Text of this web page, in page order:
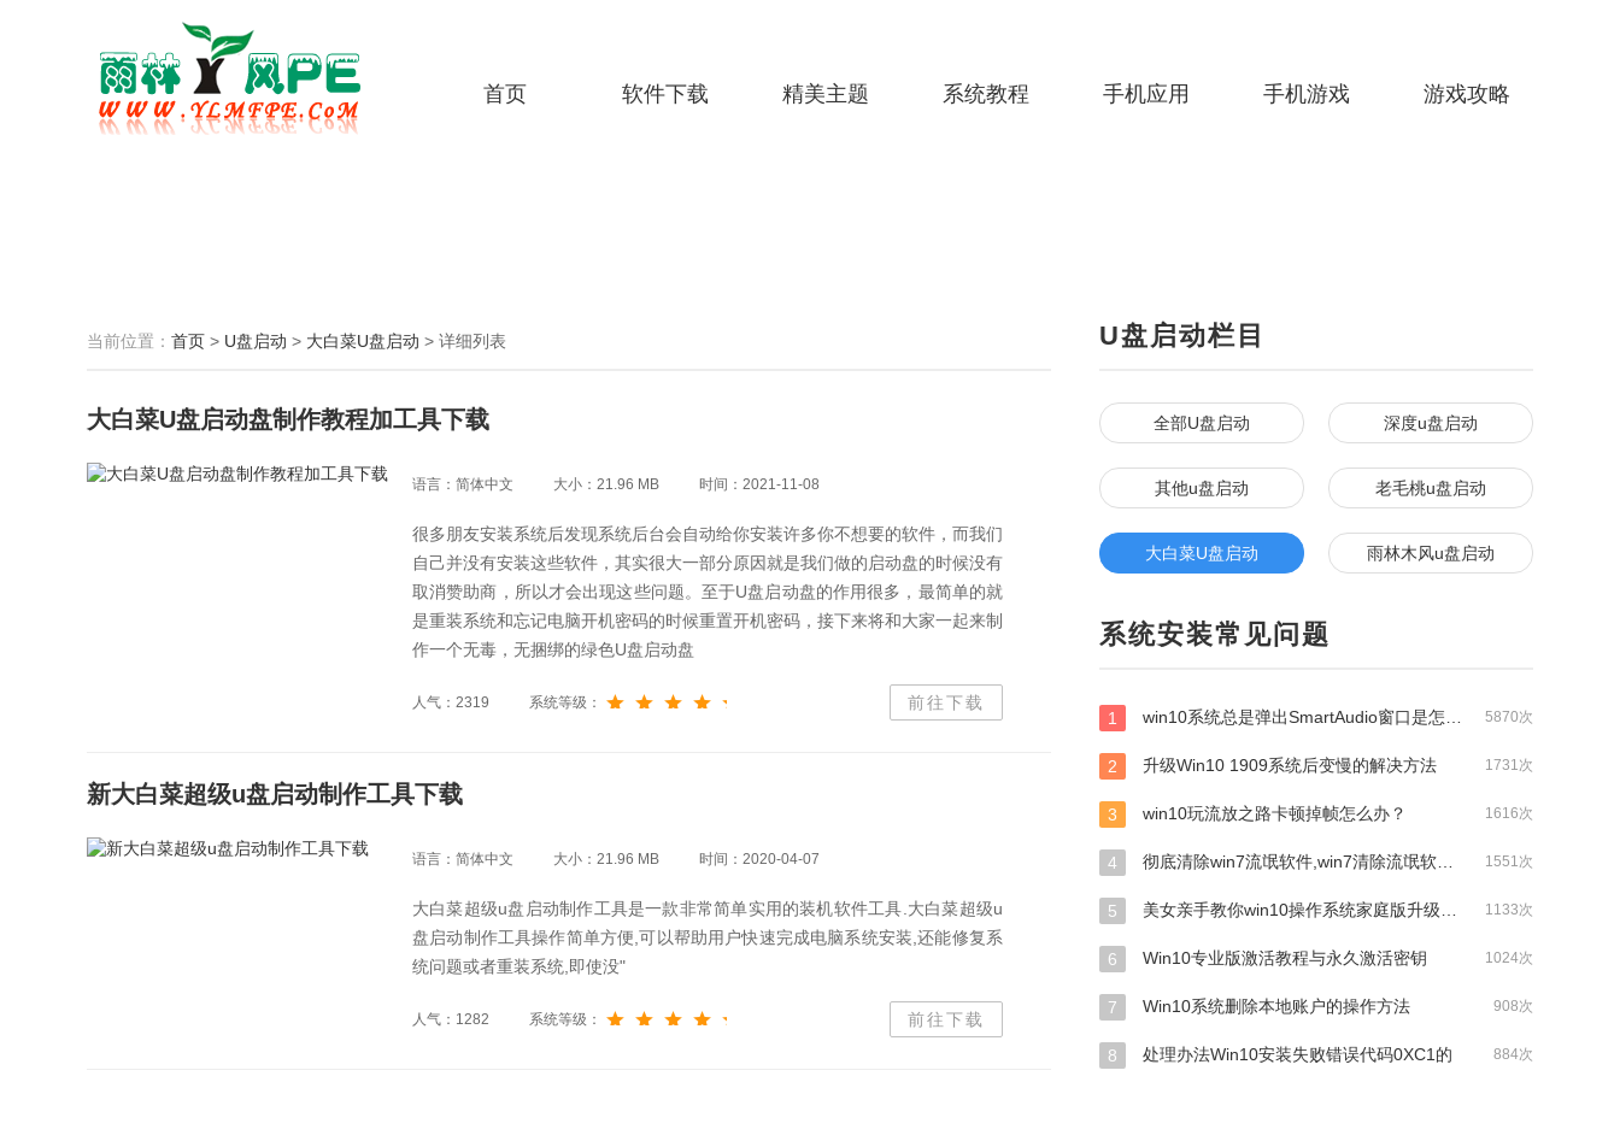
首页 软件下载 精美主题 系统教程 手机应用 手机游戏 游戏攻略
当前位置： 首页 > U盘启动 > 大白菜U盘启动 > 详细列表
大白菜U盘启动盘制作教程加工具下载
语言：简体中文 大小：21.96 MB 时间：2021-11-08
很多朋友安装系统后发现系统后台会自动给你安装许多你不想要的软件，而我们
自己并没有安装这些软件，其实很大一部分原因就是我们做的启动盘的时候没有
取消赞助商，所以才会出现这些问题。至于U盘启动盘的作用很多，最简单的就
是重装系统和忘记电脑开机密码的时候重置开机密码，接下来将和大家一起来制
作一个无毒，无捆绑的绿色U盘启动盘
前往下载
人气：2319 系统等级：
新大白菜超级u盘启动制作工具下载
语言：简体中文 大小：21.96 MB 时间：2020-04-07
大白菜超级u盘启动制作工具是一款非常简单实用的装机软件工具.大白菜超级u
盘启动制作工具操作简单方便,可以帮助用户快速完成电脑系统安装,还能修复系
统问题或者重装系统,即使没"
前往下载
人气：1282 系统等级：
U盘启动栏目
全部U盘启动 深度u盘启动
其他u盘启动 老毛桃u盘启动
大白菜U盘启动 雨林木风u盘启动
系统安装常见问题
5870次
1 win10系统总是弹出SmartAudio窗口是怎么回事？
1731次
2 升级Win10 1909系统后变慢的解决方法
1616次
3 win10玩流放之路卡顿掉帧怎么办？
1551次
4 彻底清除win7流氓软件,win7清除流氓软件教程
1133次
5 美女亲手教你win10操作系统家庭版升级专业版详细图文教程
1024次
6 Win10专业版激活教程与永久激活密钥
908次
7 Win10系统删除本地账户的操作方法
884次
8 处理办法Win10安装失败错误代码0XC1的